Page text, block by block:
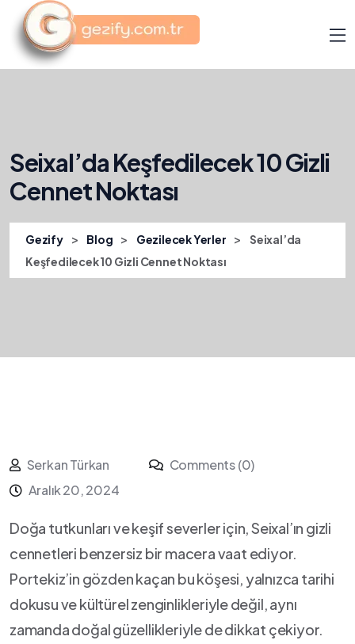
Seixal’da Keşfedilecek 10 Gizli
Cennet Noktası
Gezify > Blog > Gezilecek Yerler >
Seixal’da
Keşfedilecek 10 Gizli Cennet Noktası
Serkan Türkan
Comments (0)
Aralık 20, 2024
Doğa tutkunları ve keşif severler için, Seixal’ın gizli
cennetleri benzersiz bir macera vaat ediyor.
‍Portekiz’in gözden kaçan bu köşesi, ‍yalnızca‌ tarihi
dokusu ve ‍kültürel zenginlikleriyle⁤ değil, aynı
zamanda doğal ⁢güzellikleriyle de dikkat çekiyor.⁣